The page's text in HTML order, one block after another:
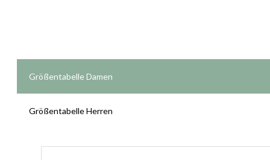
Größentabelle Damen
Größentabelle Herren